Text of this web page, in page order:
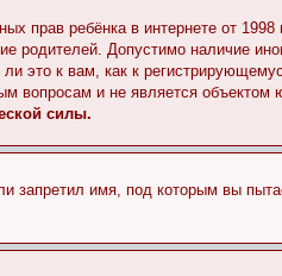
прав ребёнка в интернете от
родителей. Допустимо наличие
это к вам, как к
вопросам и не является
силы.
имя, под которым вы